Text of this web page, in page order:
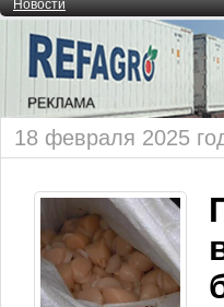
Новости
18 февраля 2025